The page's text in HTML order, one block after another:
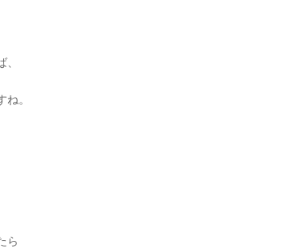
。
ら